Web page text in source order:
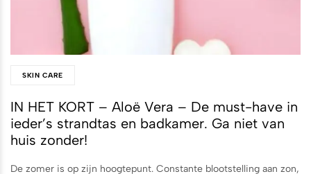
SKIN CARE
IN HET KORT – Aloë Vera – De must-have in
ieder’s strandtas en badkamer. Ga niet van
huis zonder!
De zomer is op zijn hoogtepunt. Constante blootstelling aan zon,